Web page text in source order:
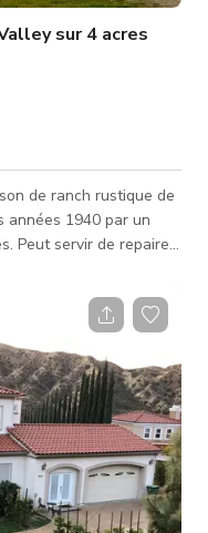
sur 4 acres
de ranch rustique de
années 1940 par un
Peut servir de repaire
pour garer les voitures